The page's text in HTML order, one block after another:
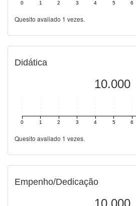
0 1 2 3 4 5 6
Quesito avaliado 1 vezes.
Didática
10.000
0 1 2 3 4 5 6
Quesito avaliado 1 vezes.
Empenho/Dedicação
10.000